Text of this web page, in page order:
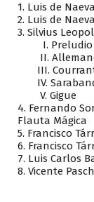
1. Luis de
2. Luis de
3. Silvius
I. Preludio
II.
III.
IV.
V. Gigue
4. Fernando
Flauta Mágica
5. Francisco
6. Francisco
7. Luis Carlos
8. Vicente